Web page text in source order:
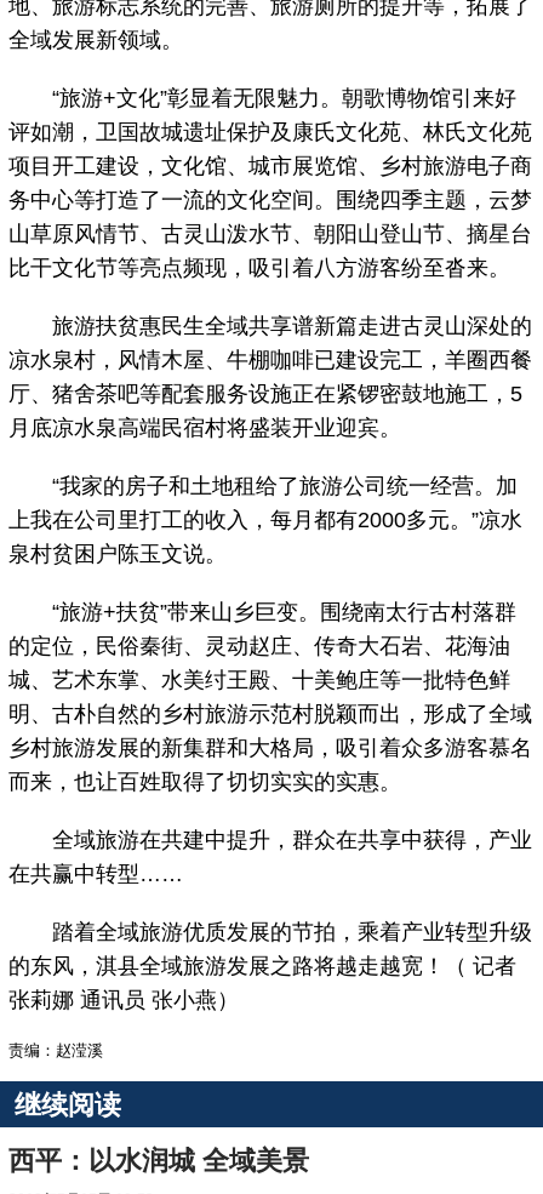
地、旅游标志系统的完善、旅游厕所的提升等，拓展了
全域发展新领域。
“旅游+文化”彰显着无限魅力。朝歌博物馆引来好
评如潮，卫国故城遗址保护及康氏文化苑、林氏文化苑
项目开工建设，文化馆、城市展览馆、乡村旅游电子商
务中心等打造了一流的文化空间。围绕四季主题，云梦
山草原风情节、古灵山泼水节、朝阳山登山节、摘星台
比干文化节等亮点频现，吸引着八方游客纷至沓来。
旅游扶贫惠民生全域共享谱新篇走进古灵山深处的
凉水泉村，风情木屋、牛棚咖啡已建设完工，羊圈西餐
厅、猪舍茶吧等配套服务设施正在紧锣密鼓地施工，5
月底凉水泉高端民宿村将盛装开业迎宾。
“我家的房子和土地租给了旅游公司统一经营。加
上我在公司里打工的收入，每月都有2000多元。”凉水
泉村贫困户陈玉文说。
“旅游+扶贫”带来山乡巨变。围绕南太行古村落群
的定位，民俗秦街、灵动赵庄、传奇大石岩、花海油
城、艺术东掌、水美纣王殿、十美鲍庄等一批特色鲜
明、古朴自然的乡村旅游示范村脱颖而出，形成了全域
乡村旅游发展的新集群和大格局，吸引着众多游客慕名
而来，也让百姓取得了切切实实的实惠。
全域旅游在共建中提升，群众在共享中获得，产业
在共赢中转型……
踏着全域旅游优质发展的节拍，乘着产业转型升级
的东风，淇县全域旅游发展之路将越走越宽！（ 记者
张莉娜 通讯员 张小燕）
责编：赵滢溪
继续阅读
西平：以水润城 全域美景